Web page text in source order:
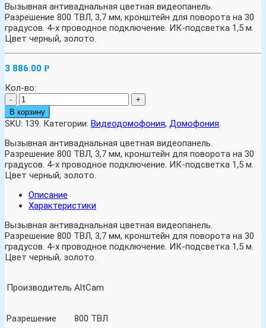
Вызывная антиваднальная цветная видеопанель.
Разрешение 800 ТВЛ, 3,7 мм, кронштейн для поворота на 30
градусов. 4-х проводное подключение. ИК-подсветка 1,5 м.
Цвет черный, золото.
3 886.00 Р
Кол-во:
-
+
В корзину
SKU: 139. Категории: Видеодомофония, Домофония.
Вызывная антиваднальная цветная видеопанель.
Разрешение 800 ТВЛ, 3,7 мм, кронштейн для поворота на 30
градусов. 4-х проводное подключение. ИК-подсветка 1,5 м.
Цвет черный, золото.
Описание
Характеристики
Вызывная антиваднальная цветная видеопанель.
Разрешение 800 ТВЛ, 3,7 мм, кронштейн для поворота на 30
градусов. 4-х проводное подключение. ИК-подсветка 1,5 м.
Цвет черный, золото.
Производитель AltCam
Разрешение 800 ТВЛ